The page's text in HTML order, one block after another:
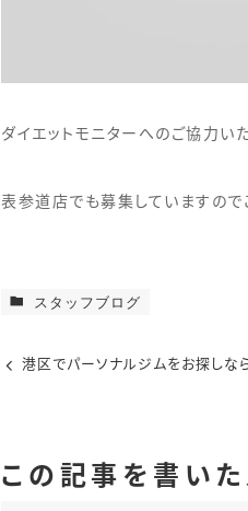
ダイエットモニターへのご協力い
表参道店でも募集していますので
スタッフブログ
港区でパーソナルジムをお探しな
この記事を書いた